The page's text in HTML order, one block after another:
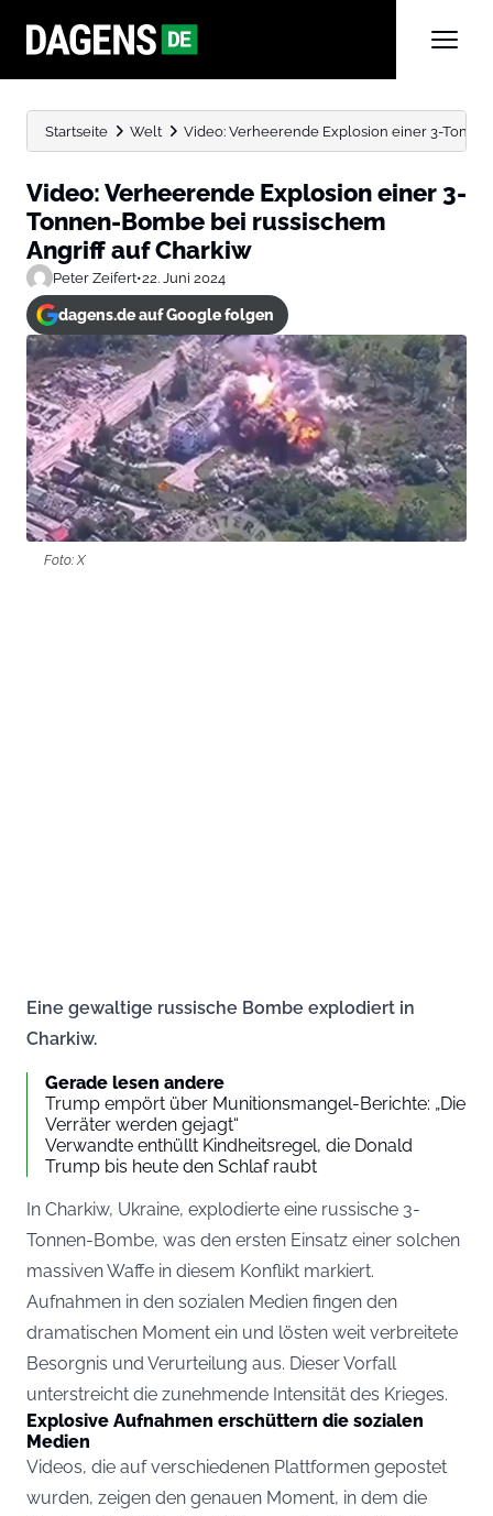
Startseite Welt Video: Verheerende Explosion einer 3-
Video: Verheerende Explosion einer 3-
Tonnen-Bombe bei russischem
Angriff auf Charkiw
Peter Zeifert•22. Juni 2024
dagens.de auf Google folgen
Foto: X
Eine gewaltige russische Bombe explodiert in
Charkiw.
Gerade lesen andere
Trump empört über Munitionsmangel-Berichte: „Die
Verräter werden gejagt“
Verwandte enthüllt Kindheitsregel, die Donald
Trump bis heute den Schlaf raubt
In Charkiw, Ukraine, explodierte eine russische 3-
Tonnen-Bombe, was den ersten Einsatz einer solchen
massiven Waffe in diesem Konflikt markiert.
Aufnahmen in den sozialen Medien fingen den
dramatischen Moment ein und lösten weit verbreitete
Besorgnis und Verurteilung aus. Dieser Vorfall
unterstreicht die zunehmende Intensität des Krieges.
Explosive Aufnahmen erschüttern die sozialen
Medien
Videos, die auf verschiedenen Plattformen gepostet
wurden, zeigen den genauen Moment, in dem die